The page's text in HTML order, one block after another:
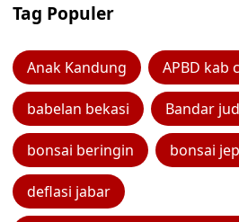
Tag Populer
Anak Kandung APBD kab
babelan bekasi Bandar
bonsai beringin bonsai
deflasi jabar